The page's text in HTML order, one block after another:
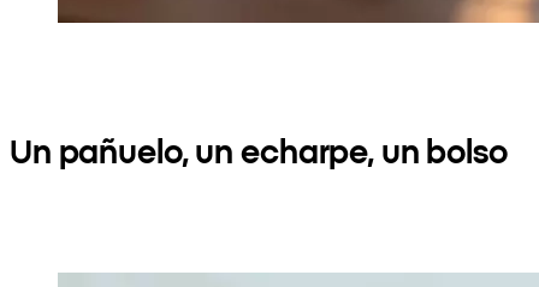
Un pañuelo, un echarpe, un bolso